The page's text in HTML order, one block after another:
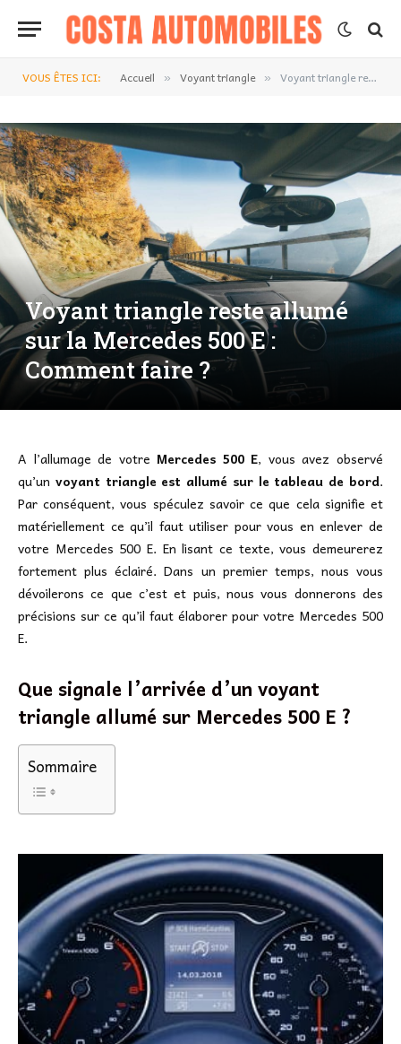
VOUS ÊTES ICI: Accueil » Voyant triangle » Voyant triangle reste allumé sur la Mercedes 500 E : Comment faire ?
Voyant triangle reste allumé
sur la Mercedes 500 E :
Comment faire ?
A l’allumage de votreMercedes 500 E, vous avez observé
qu’un voyant triangle est allumé sur le tableau de bord.
Par conséquent, vous spéculez savoir ce que cela signifie et
matériellement ce qu’il faut utiliser pour vous en enlever de
votre Mercedes 500 E. En lisant ce texte, vous demeurerez
fortement plus éclairé. Dans un premier temps, nous vous
dévoilerons ce que c’est et puis, nous vous donnerons des
précisions sur ce qu’il faut élaborer pour votre Mercedes 500
E.
Que signale l’arrivée d’un voyant
triangle allumé sur Mercedes 500 E ?
Sommaire